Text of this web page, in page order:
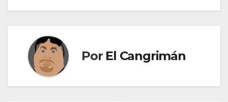
Por El Cangrimán